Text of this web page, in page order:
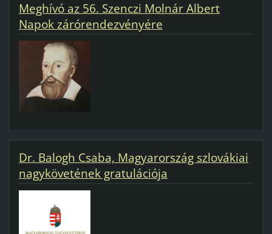
Meghívó az 56. Szenczi Molnár Albert
Napok zárórendezvényére
Dr. Balogh Csaba, Magyarország szlovákiai
nagykövetének gratulációja